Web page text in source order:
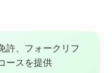
許、フォークリフ
ースを提供